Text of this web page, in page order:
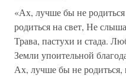
«Ах, лучше бы не
родиться на свет, Не
Трава, пастухи и стада.
Земли упоительной
Ах, лучше бы не родиться,